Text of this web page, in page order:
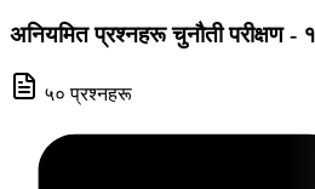
अनियमित प्रश्नहरू चुनौती परीक्षण - १
५० प्रश्नहरू